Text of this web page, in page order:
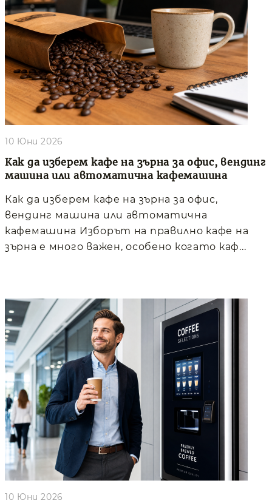
Как да изберем кафе на зърна за офис, вендинг
машина или автоматична кафемашина
10 Юни 2026
Как да изберем кафе на зърна за офис,
вендинг машина или автоматична
кафемашина Изборът на правилно кафе на
зърна е много важен, особено когато каф...
10 Юни 2026